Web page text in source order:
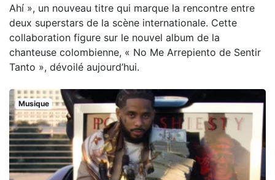
Ahí », un nouveau titre qui marque la rencontre entre
deux superstars de la scène internationale. Cette
collaboration figure sur le nouvel album de la
chanteuse colombienne, « No Me Arrepiento de Sentir
Tanto », dévoilé aujourd’hui.
Musique